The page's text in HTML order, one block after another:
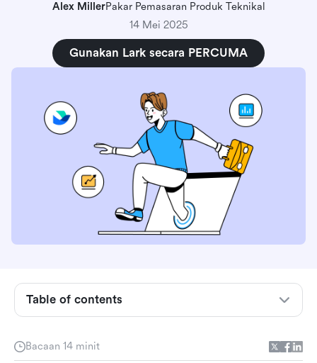
Alex MillerPakar Pemasaran Produk Teknikal
14 Mei 2025
Gunakan Lark secara PERCUMA
Bacaan 14 minit
Table of contents
Apa itu perisian minit dan mengapa ia penting